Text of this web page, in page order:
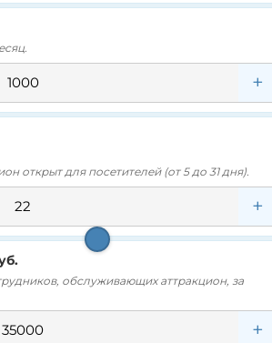
+
открыт для посетителей (от 5 до 31 дня).
+
обслуживающих аттракцион, за
+